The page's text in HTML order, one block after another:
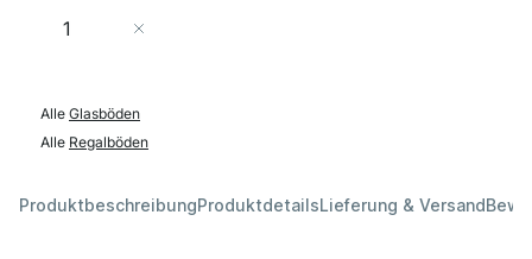
Menge
Alle Glasböden
Alle Regalböden
ProduktbeschreibungProduktdetailsLieferung & Versand